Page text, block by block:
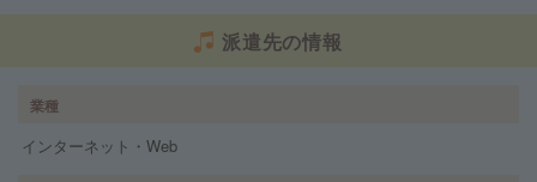
派遣先の情報
業種
インターネット・Web